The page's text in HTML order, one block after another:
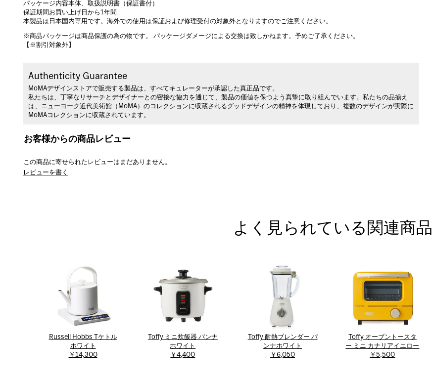
パッケージ内容本体、取扱説明書（保証書付）
保証期間お買い上げ日から1年間
本製品は日本国内専用です。海外での使用は保証および修理受付の対象外となりますのでご注意ください。
※商品パッケージは商品保護の為の物です。 パッケージダメージによる交換は致しかねます。予めご了承ください。
【※割引対象外】
Authenticity Guarantee
MoMAデザインストアで販売する製品は、すべてキュレーターが承認した真正品です。
私たちは、丁寧なリサーチとデザイナーとの密接な協力を通じて、製品の価値を保つよう真摯に取り組んでいます。私たちの品揃え
は、ニューヨーク近代美術館（MoMA）のコレクションに収蔵されるグッドデザインの精神を体現しており、複数のデザインが実際に
MoMAコレクションに収蔵されています。
お客様からの商品レビュー
この商品に寄せられたレビューはまだありません。
レビューを書く
よく見られている関連商品
Russell Hobbs Tケトル
ホワイト
￥14,300
Toffy ミニ炊飯器 パンナ
ホワイト
￥4,400
Toffy 耐熱ブレンダー パ
ンナホワイト
￥6,050
Toffy オーブントースタ
ー ミニ カナリアイエロー
￥5,500